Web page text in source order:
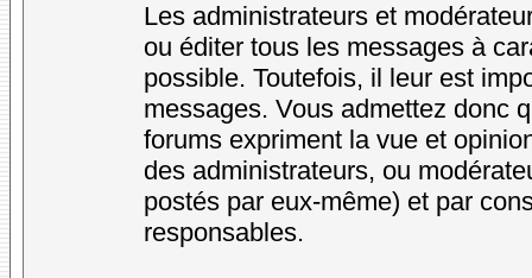
Les administrateurs et
ou éditer tous les messages à
possible. Toutefois, il leur est
messages. Vous admettez donc
forums expriment la vue et
des administrateurs, ou
postés par eux-même) et par
responsables.